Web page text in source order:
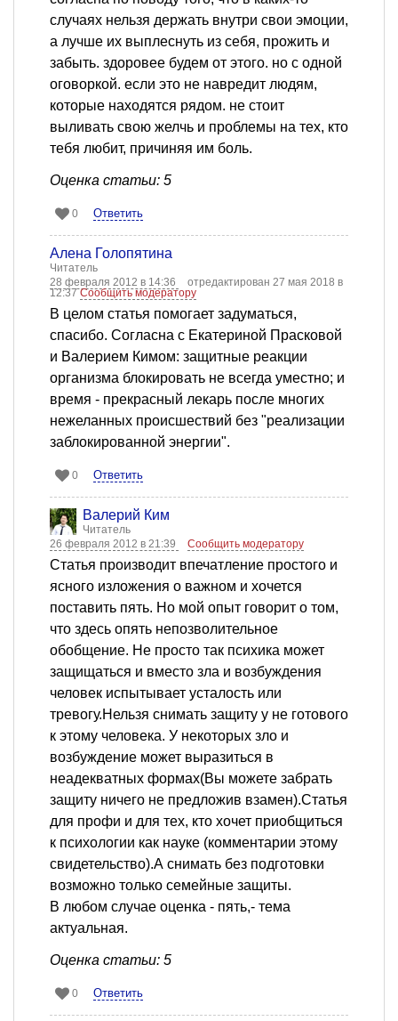
случаях нельзя держать внутри свои эмоции,
а лучше их выплеснуть из себя, прожить и
забыть. здоровее будем от этого. но с одной
оговоркой. если это не навредит людям,
которые находятся рядом. не стоит
выливать свою желчь и проблемы на тех, кто
тебя любит, причиняя им боль.
Оценка статьи: 5
0 Ответить
Алена Голопятина
Читатель
28 февраля 2012 в 14:36
отредактирован 27 мая 2018 в
12:37Сообщить модератору
В целом статья помогает задуматься,
спасибо. Согласна с Екатериной Прасковой
и Валерием Кимом: защитные реакции
организма блокировать не всегда уместно; и
время - прекрасный лекарь после многих
нежеланных происшествий без "реализации
заблокированной энергии".
0 Ответить
Валерий Ким
Читатель
26 февраля 2012 в 21:39
Сообщить модератору
Статья производит впечатление простого и
ясного изложения о важном и хочется
поставить пять. Но мой опыт говорит о том,
что здесь опять непозволительное
обобщение. Не просто так психика может
защищаться и вместо зла и возбуждения
человек испытывает усталость или
тревогу.Нельзя снимать защиту у не готового
к этому человека. У некоторых зло и
возбуждение может выразиться в
неадекватных формах(Вы можете забрать
защиту ничего не предложив взамен).Статья
для профи и для тех, кто хочет приобщиться
к психологии как науке (комментарии этому
свидетельство).А снимать без подготовки
возможно только семейные защиты.
В любом случае оценка - пять,- тема
актуальная.
Оценка статьи: 5
0 Ответить